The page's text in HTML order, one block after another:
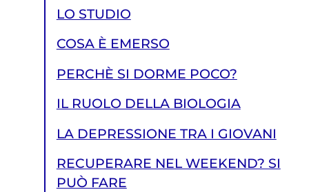
LO STUDIO
COSA È EMERSO
PERCHÈ SI DORME POCO?
IL RUOLO DELLA BIOLOGIA
LA DEPRESSIONE TRA I GIOVANI
RECUPERARE NEL WEEKEND? SI
PUÒ FARE